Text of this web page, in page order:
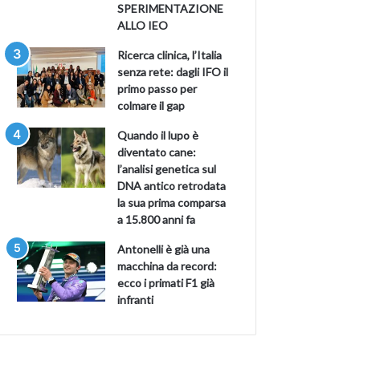
SPERIMENTAZIONE
ALLO IEO
Ricerca clinica, l’Italia
senza rete: dagli IFO il
primo passo per
colmare il gap
Quando il lupo è
diventato cane:
l’analisi genetica sul
DNA antico retrodata
la sua prima comparsa
a 15.800 anni fa
Antonelli è già una
macchina da record:
ecco i primati F1 già
infranti